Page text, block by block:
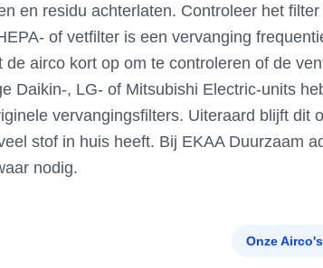
en residu achterlaten. Controleer het
of vetfilter is een vervanging
airco kort op om te controleren of de
Daikin-, LG- of Mitsubishi Electric-units
vervangingsfilters. Uiteraard blijft
stof in huis heeft. Bij EKAA Duurzaam
nodig.
Onze Airco's